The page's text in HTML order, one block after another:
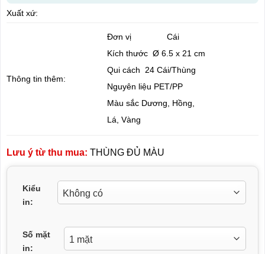
Xuất xứ:
Thông tin thêm:
Đơn vị Cái
Kích thước Ø 6.5 x 21 cm
Qui cách 24 Cái/Thùng
Nguyên liệu PET/PP
Màu sắc Dương, Hồng,
Lá, Vàng
Lưu ý từ thu mua: THÙNG ĐỦ MÀU
Kiểu
in:
Số mặt
in: